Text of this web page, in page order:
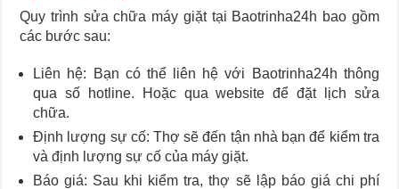
Quy trình sửa chữa máy giặt tại Baotrinha24h bao gồm
các bước sau:
Liên hệ: Bạn có thể liên hệ với Baotrinha24h thông
qua số hotline. Hoặc qua website để đặt lịch sửa
chữa.
Định lượng sự cố: Thợ sẽ đến tận nhà bạn để kiểm tra
và định lượng sự cố của máy giặt.
Báo giá: Sau khi kiểm tra, thợ sẽ lập báo giá chi phí